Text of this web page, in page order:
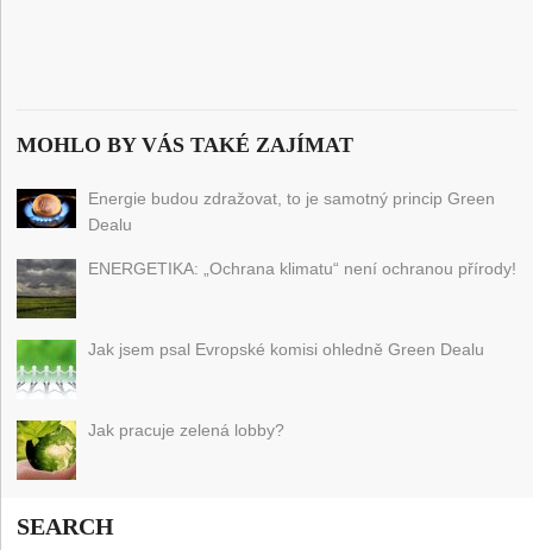
MOHLO BY VÁS TAKÉ ZAJÍMAT
Energie budou zdražovat, to je samotný princip Green
Dealu
ENERGETIKA: „Ochrana klimatu“ není ochranou přírody!
Jak jsem psal Evropské komisi ohledně Green Dealu
Jak pracuje zelená lobby?
SEARCH